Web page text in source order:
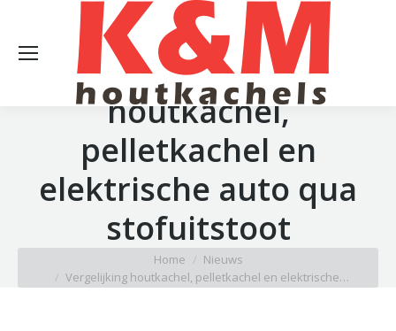
Vergelijking
houtkachel,
pelletkachel en
elektrische auto qua
stofuitstoot
Home
Nieuws
Vergelijking houtkachel, pelletkachel en elektrische…